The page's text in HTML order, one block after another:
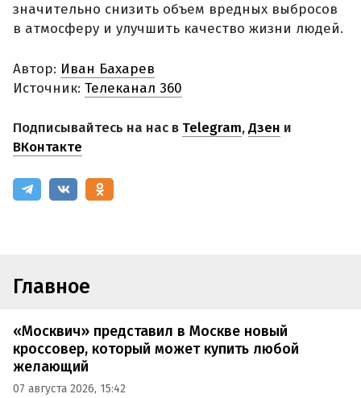
значительно снизить объем вредных выбросов
в атмосферу и улучшить качество жизни людей.
Автор: Иван Бахарев
Источник: Телеканал 360
Подписывайтесь на нас в Telegram,Дзен и
ВКонтакте
Главное
«Москвич» представил в Москве новый
кроссовер, который может купить любой
желающий
07 августа 2026, 15:42